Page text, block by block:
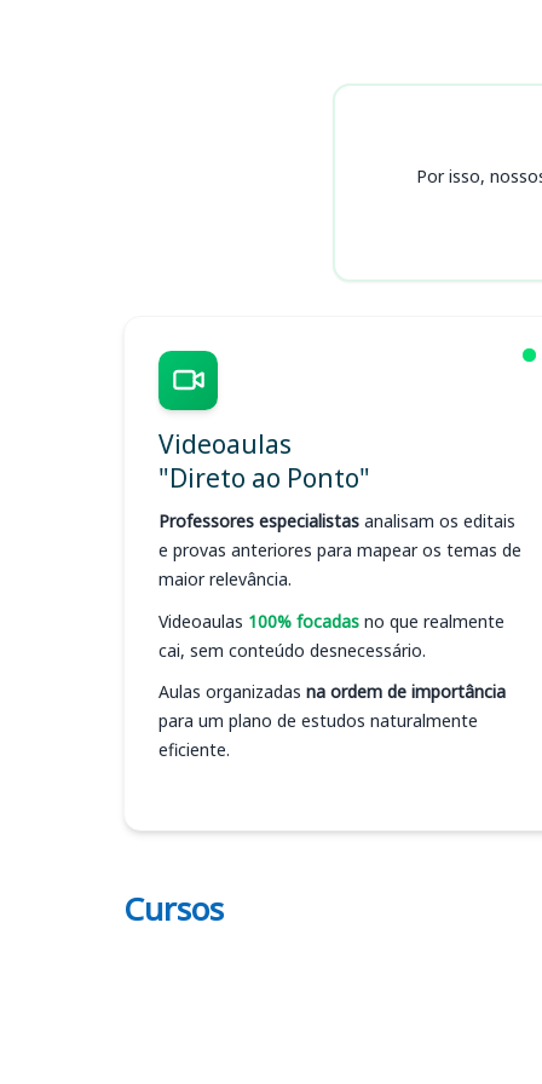
Cursos COREN SC
Por isso,
Videoaulas
"Direto ao Ponto"
Professores especialistas analisam os editais
e provas anteriores para mapear os temas de
maior relevância.
Videoaulas 100% focadas no que realmente
cai, sem conteúdo desnecessário.
Aulas organizadas na ordem de importância
para um plano de estudos naturalmente
eficiente.
Cursos